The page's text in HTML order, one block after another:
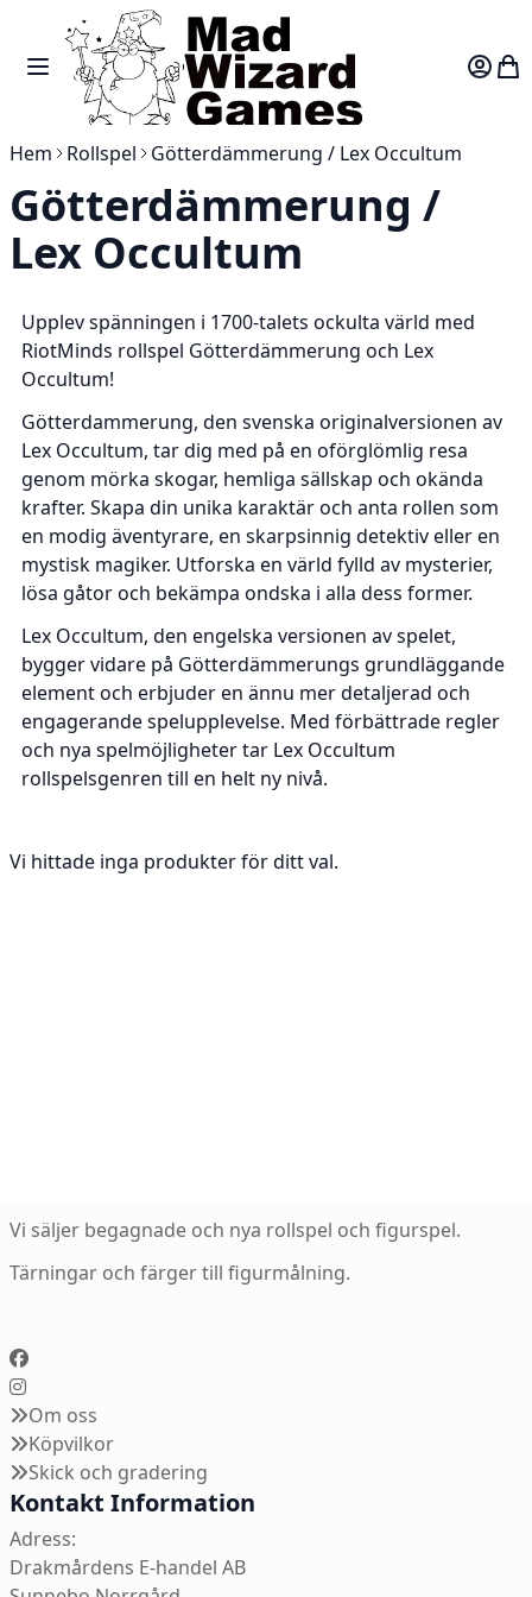
Skip to Content
Toggle Nav
Hem Rollspel Götterdämmerung / Lex Occultum
Götterdämmerung /
Lex Occultum
Upplev spänningen i 1700-talets ockulta värld med
RiotMinds rollspel Götterdämmerung och Lex
Occultum!
Götterdammerung, den svenska originalversionen av
Lex Occultum, tar dig med på en oförglömlig resa
genom mörka skogar, hemliga sällskap och okända
krafter. Skapa din unika karaktär och anta rollen som
en modig äventyrare, en skarpsinnig detektiv eller en
mystisk magiker. Utforska en värld fylld av mysterier,
lösa gåtor och bekämpa ondska i alla dess former.
Lex Occultum, den engelska versionen av spelet,
bygger vidare på Götterdämmerungs grundläggande
element och erbjuder en ännu mer detaljerad och
engagerande spelupplevelse. Med förbättrade regler
och nya spelmöjligheter tar Lex Occultum
rollspelsgenren till en helt ny nivå.
Vi hittade inga produkter för ditt val.
Vi säljer begagnade och nya rollspel och figurspel.
Tärningar och färger till figurmålning.
Om oss
Köpvilkor
Skick och gradering
Kontakt Information
Adress:
Drakmårdens E-handel AB